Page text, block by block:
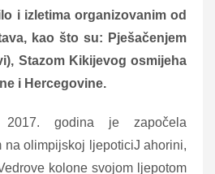
i izletima organizovanim od
kao što su: Pješačenjem
Stazom Kikijevog osmijeha
i Hercegovine.
2017. godina je započela
na olimpijskoj ljepoticiJ ahorini,
kolone svojom ljepotom